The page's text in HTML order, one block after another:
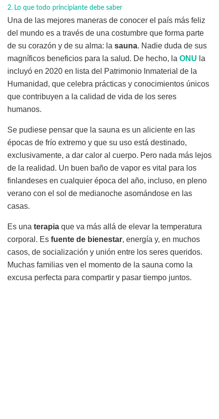
Lo que todo principiante debe saber
Una de las mejores maneras de conocer el país más feliz
del mundo es a través de una costumbre que forma parte
de su corazón y de su alma: la sauna. Nadie duda de sus
magníficos beneficios para la salud. De hecho, la ONU la
incluyó en 2020 en lista del Patrimonio Inmaterial de la
Humanidad, que celebra prácticas y conocimientos únicos
que contribuyen a la calidad de vida de los seres
humanos.
Se pudiese pensar que la sauna es un aliciente en las
épocas de frío extremo y que su uso está destinado,
exclusivamente, a dar calor al cuerpo. Pero nada más lejos
de la realidad. Un buen baño de vapor es vital para los
finlandeses en cualquier época del año, incluso, en pleno
verano con el sol de medianoche asomándose en las
casas.
Es una terapia que va más allá de elevar la temperatura
corporal. Es fuente de bienestar, energía y, en muchos
casos, de socialización y unión entre los seres queridos.
Muchas familias ven el momento de la sauna como la
excusa perfecta para compartir y pasar tiempo juntos.